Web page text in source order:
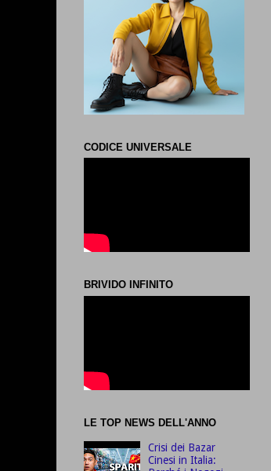
CODICE UNIVERSALE
BRIVIDO INFINITO
LE TOP NEWS DELL'ANNO
Crisi dei Bazar
Cinesi in Italia: